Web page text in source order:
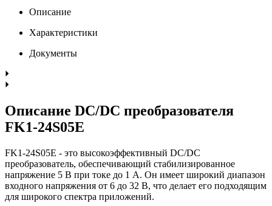
Описание
Характеристики
Документы
Описание DC/DC преобразователя
FK1-24S05E
FK1-24S05E - это высокоэффективный DC/DC
преобразователь, обеспечивающий стабилизированное
напряжение 5 В при токе до 1 А. Он имеет широкий диапазон
входного напряжения от 6 до 32 В, что делает его подходящим
для широкого спектра приложений.